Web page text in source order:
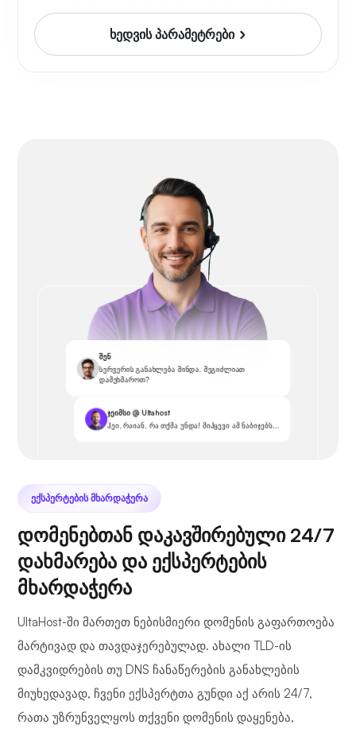
ხედვის პარამეტრები
შენ
სერვერის განახლება მინდა. შეგიძლიათ
დამეხმაროთ?
ჯეიმსი @ Ultahost
ჰეი, რაიან, რა თქმა უნდა! მიჰყევი ამ ნაბიჯებს...
ᲔᲥᲡᲞᲔᲠᲢᲔᲑᲘᲡ ᲛᲮᲐᲠᲓᲐᲭᲔᲠᲐ
დომენებთან დაკავშირებული 24/7
დახმარება და ექსპერტების
მხარდაჭერა
UltaHost-ში მართეთ ნებისმიერი დომენის გაფართოება
მარტივად და თავდაჯერებულად. ახალი TLD-ის
დამკვიდრების თუ DNS ჩანაწერების განახლების
მიუხედავად, ჩვენი ექსპერტთა გუნდი აქ არის 24/7,
რათა უზრუნველყოს თქვენი დომენის დაყენება,